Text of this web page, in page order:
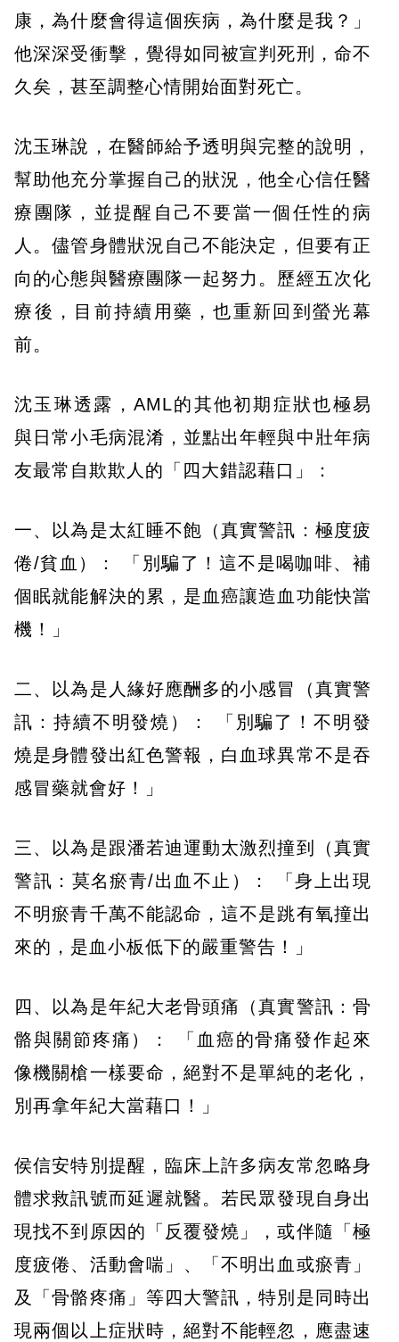
康，為什麼會得這個疾病，為什麼是我？」
他深深受衝擊，覺得如同被宣判死刑，命不
久矣，甚至調整心情開始面對死亡。
沈玉琳說，在醫師給予透明與完整的說明，
幫助他充分掌握自己的狀況，他全心信任醫
療團隊，並提醒自己不要當一個任性的病
人。儘管身體狀況自己不能決定，但要有正
向的心態與醫療團隊一起努力。歷經五次化
療後，目前持續用藥，也重新回到螢光幕
前。
沈玉琳透露，AML的其他初期症狀也極易
與日常小毛病混淆，並點出年輕與中壯年病
友最常自欺欺人的「四大錯認藉口」：
一、以為是太紅睡不飽（真實警訊：極度疲
倦/貧血）： 「別騙了！這不是喝咖啡、補
個眠就能解決的累，是血癌讓造血功能快當
機！」
二、以為是人緣好應酬多的小感冒（真實警
訊：持續不明發燒）： 「別騙了！不明發
燒是身體發出紅色警報，白血球異常不是吞
感冒藥就會好！」
三、以為是跟潘若迪運動太激烈撞到（真實
警訊：莫名瘀青/出血不止）： 「身上出現
不明瘀青千萬不能認命，這不是跳有氧撞出
來的，是血小板低下的嚴重警告！」
四、以為是年紀大老骨頭痛（真實警訊：骨
骼與關節疼痛）： 「血癌的骨痛發作起來
像機關槍一樣要命，絕對不是單純的老化，
別再拿年紀大當藉口！」
侯信安特別提醒，臨床上許多病友常忽略身
體求救訊號而延遲就醫。若民眾發現自身出
現找不到原因的「反覆發燒」，或伴隨「極
度疲倦、活動會喘」、「不明出血或瘀青」
及「骨骼疼痛」等四大警訊，特別是同時出
現兩個以上症狀時，絕對不能輕忽，應盡速